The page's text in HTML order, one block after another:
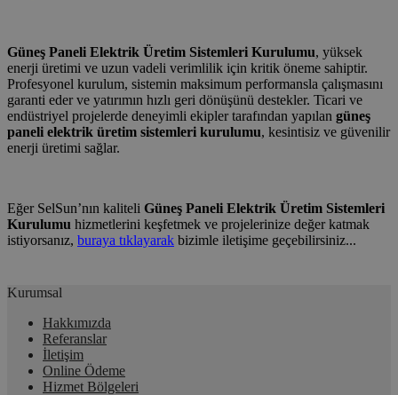
Güneş Paneli Elektrik Üretim Sistemleri Kurulumu, yüksek
enerji üretimi ve uzun vadeli verimlilik için kritik öneme sahiptir.
Profesyonel kurulum, sistemin maksimum performansla çalışmasını
garanti eder ve yatırımın hızlı geri dönüşünü destekler. Ticari ve
endüstriyel projelerde deneyimli ekipler tarafından yapılan güneş
paneli elektrik üretim sistemleri kurulumu, kesintisiz ve güvenilir
enerji üretimi sağlar.
Eğer SelSun’nın kaliteli Güneş Paneli Elektrik Üretim Sistemleri
Kurulumu hizmetlerini keşfetmek ve projelerinize değer katmak
istiyorsanız, buraya tıklayarak bizimle iletişime geçebilirsiniz...
Kurumsal
Hakkımızda
Referanslar
İletişim
Online Ödeme
Hizmet Bölgeleri